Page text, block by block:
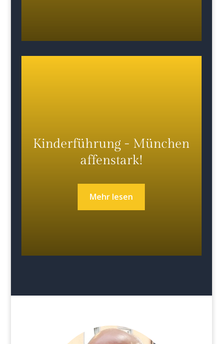
Kinderführung - München
affenstark!
Mehr lesen